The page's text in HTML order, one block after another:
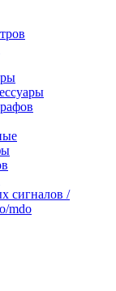
сигналов /
mdo